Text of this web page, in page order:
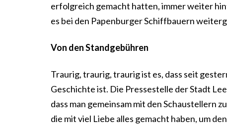
erfolgreich gemacht hatten, immer weiter
es bei den Papenburger Schiffbauern
Von den Standgebühren
Traurig, traurig, traurig ist es, dass seit
Geschichte ist. Die Pressestelle der Stadt
dass man gemeinsam mit den Schaustellern
die mit viel Liebe alles gemacht haben, um